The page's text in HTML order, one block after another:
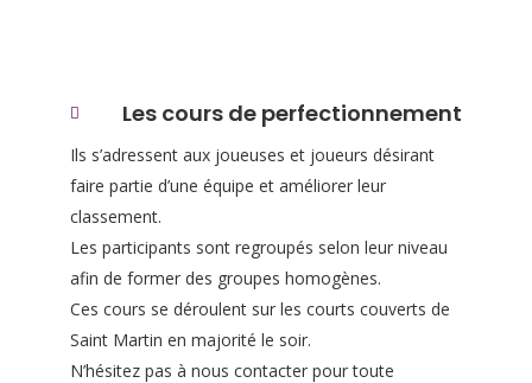
Les cours de perfectionnement
Ils s’adressent aux joueuses et joueurs désirant
faire partie d’une équipe et améliorer leur
classement.
Les participants sont regroupés selon leur niveau
afin de former des groupes homogènes.
Ces cours se déroulent sur les courts couverts de
Saint Martin en majorité le soir.
N’hésitez pas à nous contacter pour toute